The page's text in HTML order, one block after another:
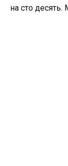
на сто